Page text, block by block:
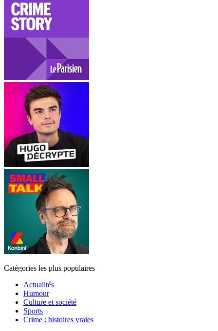
Catégories les plus populaires
Actualités
Humour
Culture et société
Sports
Crime : histoires vraies